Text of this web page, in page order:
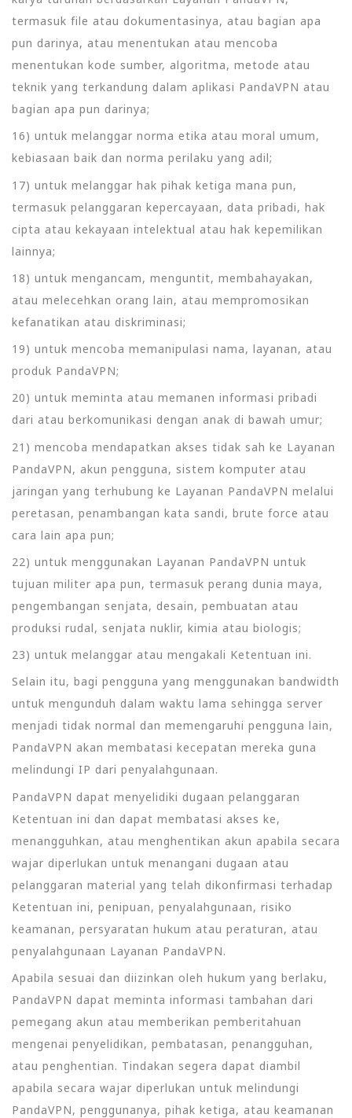
termasuk file atau dokumentasinya, atau bagian apa
pun darinya, atau menentukan atau mencoba
menentukan kode sumber, algoritma, metode atau
teknik yang terkandung dalam aplikasi PandaVPN atau
bagian apa pun darinya;
16) untuk melanggar norma etika atau moral umum,
kebiasaan baik dan norma perilaku yang adil;
17) untuk melanggar hak pihak ketiga mana pun,
termasuk pelanggaran kepercayaan, data pribadi, hak
cipta atau kekayaan intelektual atau hak kepemilikan
lainnya;
18) untuk mengancam, menguntit, membahayakan,
atau melecehkan orang lain, atau mempromosikan
kefanatikan atau diskriminasi;
19) untuk mencoba memanipulasi nama, layanan, atau
produk PandaVPN;
20) untuk meminta atau memanen informasi pribadi
dari atau berkomunikasi dengan anak di bawah umur;
21) mencoba mendapatkan akses tidak sah ke Layanan
PandaVPN, akun pengguna, sistem komputer atau
jaringan yang terhubung ke Layanan PandaVPN melalui
peretasan, penambangan kata sandi, brute force atau
cara lain apa pun;
22) untuk menggunakan Layanan PandaVPN untuk
tujuan militer apa pun, termasuk perang dunia maya,
pengembangan senjata, desain, pembuatan atau
produksi rudal, senjata nuklir, kimia atau biologis;
23) untuk melanggar atau mengakali Ketentuan ini.
Selain itu, bagi pengguna yang menggunakan bandwidth
untuk mengunduh dalam waktu lama sehingga server
menjadi tidak normal dan memengaruhi pengguna lain,
PandaVPN akan membatasi kecepatan mereka guna
melindungi IP dari penyalahgunaan.
PandaVPN dapat menyelidiki dugaan pelanggaran
Ketentuan ini dan dapat membatasi akses ke,
menangguhkan, atau menghentikan akun apabila secara
wajar diperlukan untuk menangani dugaan atau
pelanggaran material yang telah dikonfirmasi terhadap
Ketentuan ini, penipuan, penyalahgunaan, risiko
keamanan, persyaratan hukum atau peraturan, atau
penyalahgunaan Layanan PandaVPN.
Apabila sesuai dan diizinkan oleh hukum yang berlaku,
PandaVPN dapat meminta informasi tambahan dari
pemegang akun atau memberikan pemberitahuan
mengenai penyelidikan, pembatasan, penangguhan,
atau penghentian. Tindakan segera dapat diambil
apabila secara wajar diperlukan untuk melindungi
PandaVPN, penggunanya, pihak ketiga, atau keamanan